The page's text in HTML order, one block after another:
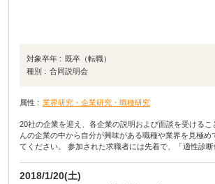
対象卒年 : 既卒（転職）
種別 : 合同説明会
属性 : 業界研究・企業研究・職種研究
20社の企業を迎え、各企業の説明および面談を受けるこ
んの企業の中から自分が興味がある職種や業界を見極め
てください。 参加された求職者には先着で、「適性診断
2018/1/20(土)